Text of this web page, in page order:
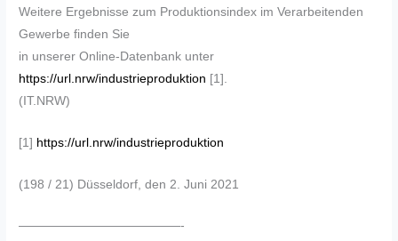
Weitere Ergebnisse zum Produktionsindex im Verarbeitenden
Gewerbe finden Sie
in unserer Online-Datenbank unter
https://url.nrw/industrieproduktion [1].
(IT.NRW)
[1] https://url.nrw/industrieproduktion
(198 / 21) Düsseldorf, den 2. Juni 2021
—————————————-